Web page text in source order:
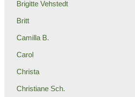
Brigitte Vehstedt
Britt
Camilla B.
Carol
Christa
Christiane Sch.